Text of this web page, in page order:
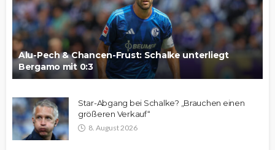
Alu-Pech & Chancen-Frust: Schalke unterliegt
Bergamo mit 0:3
Star-Abgang bei Schalke? „Brauchen einen
größeren Verkauf“
8. August 2026